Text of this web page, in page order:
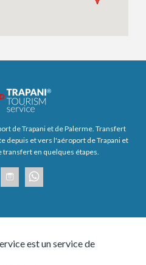
de Trapani et de Palerme. Transfert
depuis et vers l'aéroport de Trapani et
transfert en quelques étapes.
est un service de